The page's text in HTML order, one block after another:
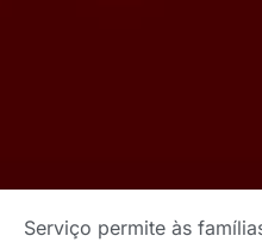
Serviço permite às